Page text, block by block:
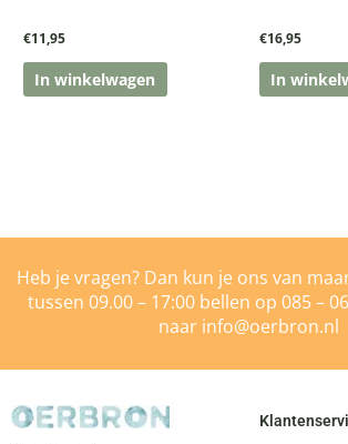
€11,95
In winkelwagen
€16,95
In
Heb je vragen? Dan kun je ons van
tussen 09.00 – 17:00 bellen op 085 –
naar info@oerbron.nl